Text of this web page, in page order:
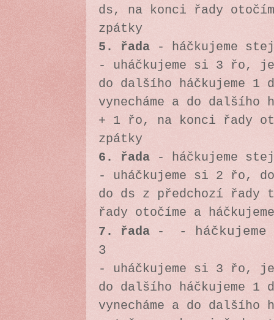
ds, na konci řady
zpátky
5. řada - háčkujeme
- uháčkujeme si 3 řo,
do dalšího háčkujeme 1
vynecháme a do dalšího
+ 1 řo, na konci řady
zpátky
6. řada - háčkujeme
- uháčkujeme si 2 řo,
do ds z předchozí řady
řady otočíme a
7. řada -
-
3
- uháčkujeme si 3 řo,
do dalšího háčkujeme 1
vynecháme a do dalšího